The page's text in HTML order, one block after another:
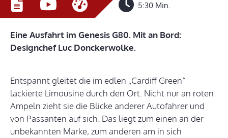
5:30 Min.
Eine Ausfahrt im Genesis G80. Mit an Bord:
Designchef Luc Donckerwolke.
Entspannt gleitet die im edlen „Cardiff Green“
lackierte Limousine durch den Ort. Nicht nur an roten
Ampeln zieht sie die Blicke anderer Autofahrer und
von Passanten auf sich. Das liegt zum einen an der
unbekannten Marke, zum anderen am in sich